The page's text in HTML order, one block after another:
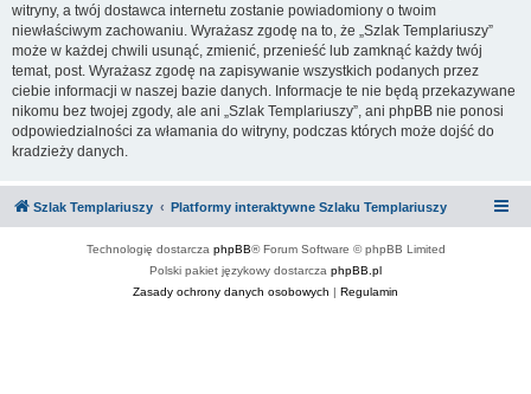
witryny, a twój dostawca internetu zostanie powiadomiony o twoim
niewłaściwym zachowaniu. Wyrażasz zgodę na to, że „Szlak Templariuszy”
może w każdej chwili usunąć, zmienić, przenieść lub zamknąć każdy twój
temat, post. Wyrażasz zgodę na zapisywanie wszystkich podanych przez
ciebie informacji w naszej bazie danych. Informacje te nie będą przekazywane
nikomu bez twojej zgody, ale ani „Szlak Templariuszy”, ani phpBB nie ponosi
odpowiedzialności za włamania do witryny, podczas których może dojść do
kradzieży danych.
Szlak Templariuszy Platformy interaktywne Szlaku Templariuszy
Technologię dostarcza phpBB® Forum Software © phpBB Limited
Polski pakiet językowy dostarcza phpBB.pl
Zasady ochrony danych osobowych | Regulamin